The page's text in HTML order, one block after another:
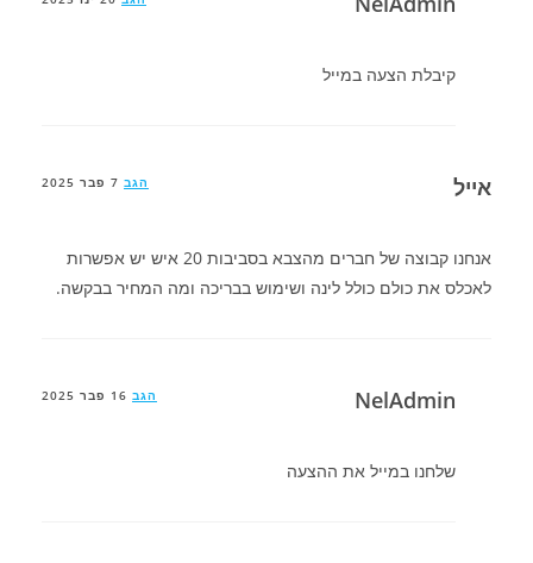
קיבלת הצעה במייל
אייל הגב 7 פבר 2025
אנחנו קבוצה של חברים מהצבא בסביבות 20 איש יש אפשרות
לאכלס את כולם כולל לינה ושימוש בבריכה ומה המחיר בבקשה.
NelAdmin הגב 16 פבר 2025
שלחנו במייל את ההצעה